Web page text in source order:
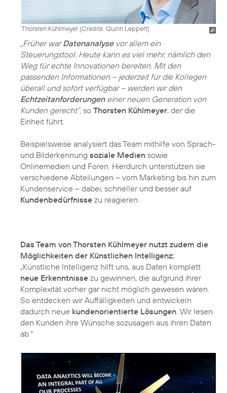
Thorsten Kühlmeyer (Credits: Quirin Leppert)
„Früher warDatenanalysevor allem ein
Steuerungstool. Heute kann es viel mehr, nämlich den
Weg für echte Innovationen bereiten. Mit den
passenden Informationen – jederzeit für die Kollegen
überall und sofort verfügbar – werden wir den
Echtzeitanforderungeneiner neuen Generation von
Kunden gerecht“, so Thorsten Kühlmeyer, der die
Einheit führt.
Beispielsweise analysiert das Team mithilfe von Sprach-
und Bilderkennung soziale Medien sowie
Onlinemedien und Foren. Hierdurch unterstützen sie
verschiedene Abteilungen – vom Marketing bis hin zum
Kundenservice – dabei, schneller und besser auf
Kundenbedürfnisse zu reagieren.
Das Team von Thorsten Kühlmeyer nutzt zudem die
Möglichkeiten der Künstlichen Intelligenz:
„Künstliche Intelligenz hilft uns, aus Daten komplett
neue Erkenntnisse zu gewinnen, die aufgrund ihrer
Komplexität vorher gar nicht möglich gewesen wären.
So entdecken wir Auffälligkeiten und entwickeln
dadurch neue kundenorientierte Lösungen. Wir lesen
den Kunden ihre Wünsche sozusagen aus ihren Daten
ab.“